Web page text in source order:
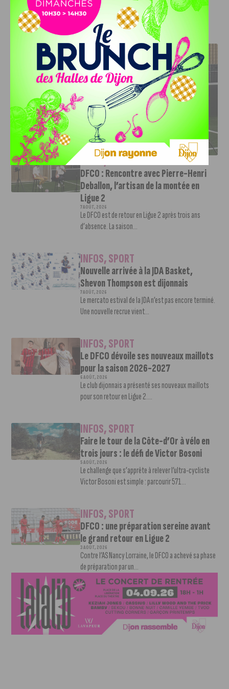
J'AIME LE DFCO
DFCO : RENCONTRE AVEC PIERRE-HENRI DEBALLON,
L’ARTISAN DE LA MONTÉE EN LIGUE 2
INFOS,SPORT
DFCO : Rencontre avec Pierre-Henri
Deballon, l’artisan de la montée en
Ligue 2
7 AOÛT, 2026
Le DFCO est de retour en Ligue 2 après trois ans
d’absence. La saison...
INFOS,SPORT
Nouvelle arrivée à la JDA Basket,
Shevon Thompson est dijonnais
7 AOÛT, 2026
Le mercato estival de la JDA n’est pas encore terminé.
Une nouvelle recrue vient...
INFOS,SPORT
Le DFCO dévoile ses nouveaux maillots
pour la saison 2026-2027
6 AOÛT, 2026
Le club dijonnais a présenté ses nouveaux maillots
pour son retour en Ligue 2....
INFOS,SPORT
Faire le tour de la Côte-d’Or à vélo en
trois jours : le défi de Victor Bosoni
5 AOÛT, 2026
Le challenge que s’apprête à relever l’ultra-cycliste
Victor Bosoni est simple : parcourir 571...
INFOS,SPORT
DFCO : une préparation sereine avant
le grand retour en Ligue 2
3 AOÛT, 2026
Contre l’AS Nancy Lorraine, le DFCO a achevé sa phase
de préparation par un...